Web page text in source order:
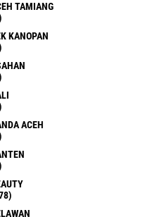
TAMIANG
KANOPAN
ACEH